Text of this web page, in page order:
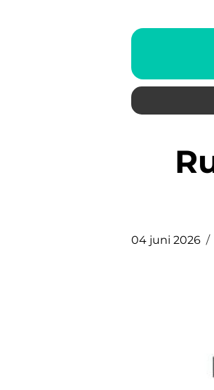
Rullspackel snabb väg till
04 juni 2026